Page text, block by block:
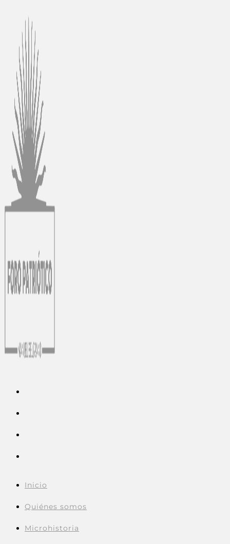
contenido
Inicio
Quiénes somos
Microhistoria